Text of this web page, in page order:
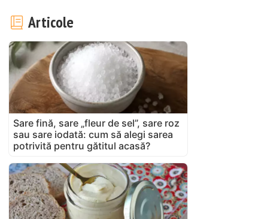
Articole
Sare fină, sare „fleur de sel”, sare roz
sau sare iodată: cum să alegi sarea
potrivită pentru gătitul acasă?